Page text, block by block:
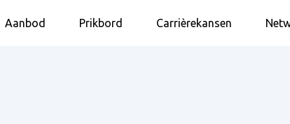
Aanbod Prikbord Carrièrekansen